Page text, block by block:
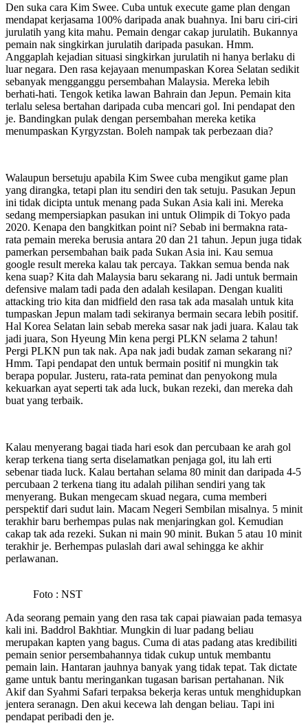
Den suka cara Kim Swee. Cuba untuk execute game plan dengan
mendapat kerjasama 100% daripada anak buahnya. Ini baru ciri-ciri
jurulatih yang kita mahu. Pemain dengar cakap jurulatih. Bukannya
pemain nak singkirkan jurulatih daripada pasukan. Hmm.
Anggaplah kejadian situasi singkirkan jurulatih ni hanya berlaku di
luar negara. Den rasa kejayaan menumpaskan Korea Selatan sedikit
sebanyak mengganggu persembahan Malaysia. Mereka lebih
berhati-hati. Tengok ketika lawan Bahrain dan Jepun. Pemain kita
terlalu selesa bertahan daripada cuba mencari gol. Ini pendapat den
je. Bandingkan pulak dengan persembahan mereka ketika
menumpaskan Kyrgyzstan. Boleh nampak tak perbezaan dia?
Walaupun bersetuju apabila Kim Swee cuba mengikut game plan
yang dirangka, tetapi plan itu sendiri den tak setuju. Pasukan Jepun
ini tidak dicipta untuk menang pada Sukan Asia kali ini. Mereka
sedang mempersiapkan pasukan ini untuk Olimpik di Tokyo pada
2020. Kenapa den bangkitkan point ni? Sebab ini bermakna rata-
rata pemain mereka berusia antara 20 dan 21 tahun. Jepun juga tidak
pamerkan persembahan baik pada Sukan Asia ini. Kau semua
google result mereka kalau tak percaya. Takkan semua benda nak
kena suap? Kita dah Malaysia baru sekarang ni. Jadi untuk bermain
defensive malam tadi pada den adalah kesilapan. Dengan kualiti
attacking trio kita dan midfield den rasa tak ada masalah untuk kita
tumpaskan Jepun malam tadi sekiranya bermain secara lebih positif.
Hal Korea Selatan lain sebab mereka sasar nak jadi juara. Kalau tak
jadi juara, Son Hyeung Min kena pergi PLKN selama 2 tahun!
Pergi PLKN pun tak nak. Apa nak jadi budak zaman sekarang ni?
Hmm. Tapi pendapat den untuk bermain positif ni mungkin tak
berapa popular. Justeru, rata-rata peminat dan penyokong mula
kekuarkan ayat seperti tak ada luck, bukan rezeki, dan mereka dah
buat yang terbaik.
Kalau menyerang bagai tiada hari esok dan percubaan ke arah gol
kerap terkena tiang serta diselamatkan penjaga gol, itu lah erti
sebenar tiada luck. Kalau bertahan selama 80 minit dan daripada 4-5
percubaan 2 terkena tiang itu adalah pilihan sendiri yang tak
menyerang. Bukan mengecam skuad negara, cuma memberi
perspektif dari sudut lain. Macam Negeri Sembilan misalnya. 5 minit
terakhir baru berhempas pulas nak menjaringkan gol. Kemudian
cakap tak ada rezeki. Sukan ni main 90 minit. Bukan 5 atau 10 minit
terakhir je. Berhempas pulaslah dari awal sehingga ke akhir
perlawanan.
Foto : NST
Ada seorang pemain yang den rasa tak capai piawaian pada temasya
kali ini. Baddrol Bakhtiar. Mungkin di luar padang beliau
merupakan kapten yang bagus. Cuma di atas padang atas kredibiliti
pemain senior persembahannya tidak cukup untuk membantu
pemain lain. Hantaran jauhnya banyak yang tidak tepat. Tak dictate
game untuk bantu meringankan tugasan barisan pertahanan. Nik
Akif dan Syahmi Safari terpaksa bekerja keras untuk menghidupkan
jentera seranagn. Den akui kecewa lah dengan beliau. Tapi ini
pendapat peribadi den je.